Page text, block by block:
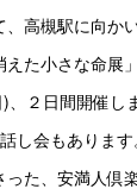
高槻駅に向かい
た小さな命展
２日間開催し
し会もあります
た、安満人倶